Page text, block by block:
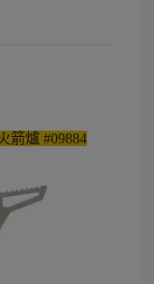
箭爐 #09884